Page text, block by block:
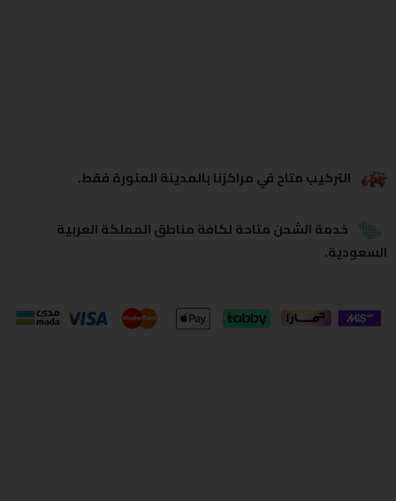
التركيب متاح في مراكزنا بالمدينة المنورة فقط.
خدمة الشحن متاحة لكافة مناطق المملكة العربية
السعودية.